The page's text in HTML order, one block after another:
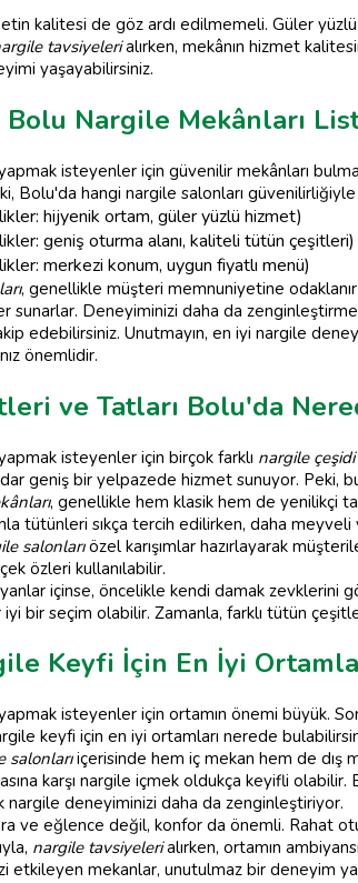
kalitesi de göz ardı edilmemeli. Güler
tavsiyelerialırken, mekânın hizmet
yaşayabilirsiniz.
Nargile Mekânları
isteyenler için güvenilir mekânları
Bolu'da hangi nargile salonları güvenilirliğiyle
hijyenik ortam, güler yüzlü hizmet)
geniş oturma alanı, kaliteli tütün çeşitleri)
merkezi konum, uygun fiyatlı menü)
, genellikle müşteri memnuniyetine
sunarlar. Deneyiminizi daha da
edebilirsiniz. Unutmayın, en iyi nargile
önemlidir.
ve Tatları Bolu'da
isteyenler için birçok farklı nargile çeşidi
geniş bir yelpazede hizmet sunuyor. Peki,
, genellikle hem klasik hem de yenilikçi
tütünleri sıkça tercih edilirken, daha
salonlarıözel karışımlar hazırlayarak
özleri kullanılabilir.
içinse, öncelikle kendi damak zevklerini
bir seçim olabilir. Zamanla, farklı tütün
Keyfi İçin En İyi
isteyenler için ortamın önemi büyük.
keyfi için en iyi ortamları nerede
salonlarıiçerisinde hem iç mekan hem de dış
karşı nargile içmek oldukça keyifli olabilir.
deneyiminizi daha da zenginleştiriyor.
ve eğlence değil, konfor da önemli. Rahat
nargile tavsiyelerialırken, ortamın
etkileyen mekanlar, unutulmaz bir deneyim